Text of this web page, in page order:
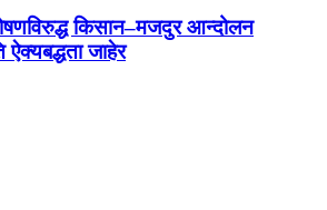
किसान–मजदुर आन्दोलन
जाहेर